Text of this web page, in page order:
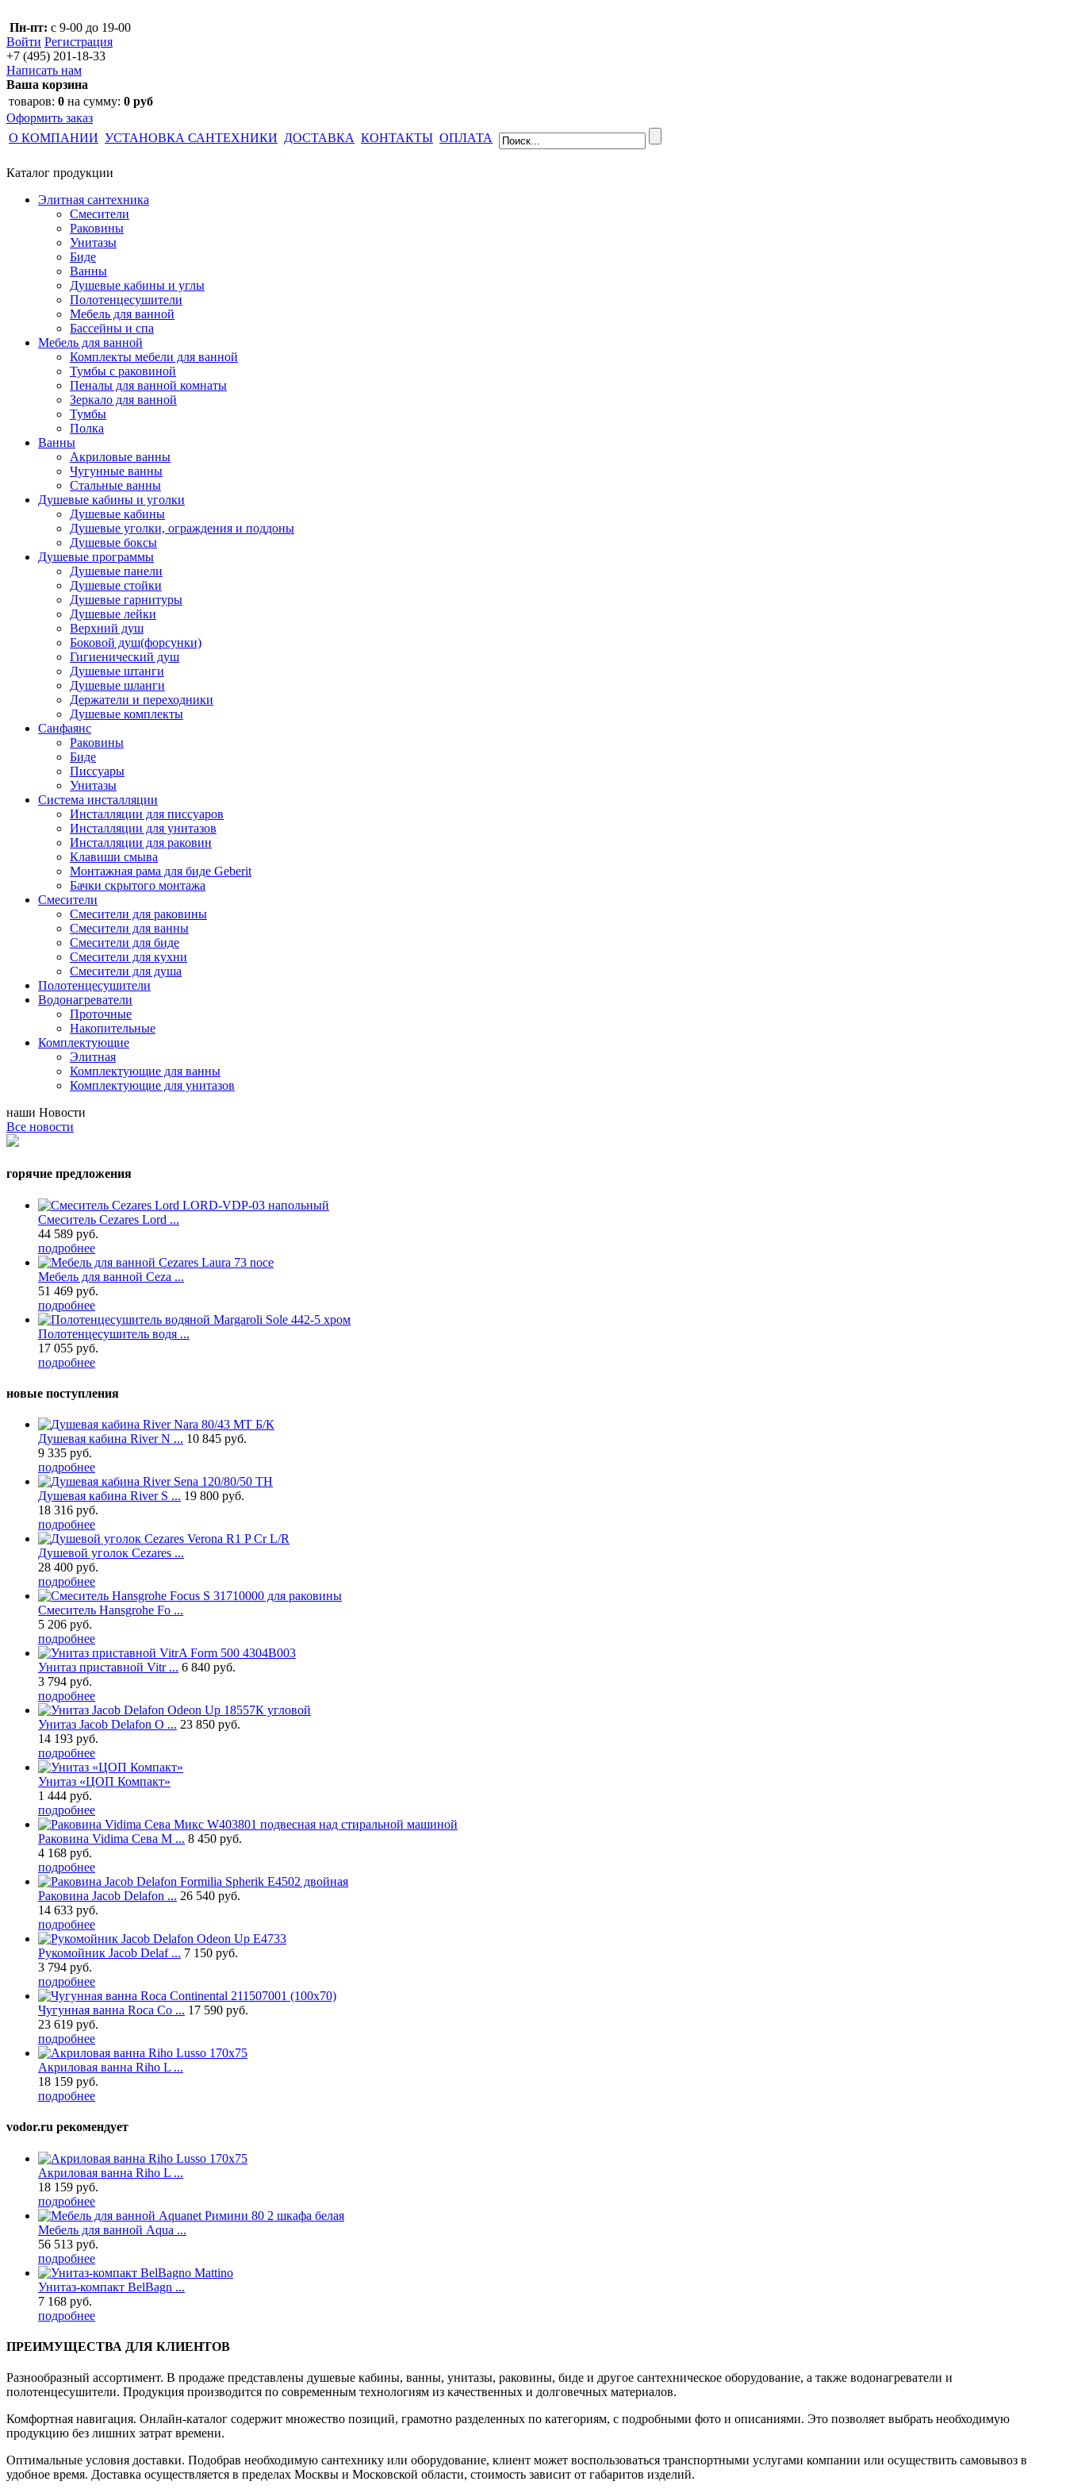
Пн-пт: с 9-00 до 19-00
Войти Регистрация
+7 (495) 201-18-33
Написать нам
Ваша корзина
товаров: 0 на сумму: 0 руб
Оформить заказ
О КОМПАНИИ УСТАНОВКА САНТЕХНИКИ ДОСТАВКА КОНТАКТЫ ОПЛАТА
Каталог продукции
Элитная сантехника
Смесители
Раковины
Унитазы
Биде
Ванны
Душевые кабины и углы
Полотенцесушители
Мебель для ванной
Бассейны и спа
Мебель для ванной
Комплекты мебели для ванной
Тумбы с раковиной
Пеналы для ванной комнаты
Зеркало для ванной
Тумбы
Полка
Ванны
Акриловые ванны
Чугунные ванны
Стальные ванны
Душевые кабины и уголки
Душевые кабины
Душевые уголки, ограждения и поддоны
Душевые боксы
Душевые программы
Душевые панели
Душевые стойки
Душевые гарнитуры
Душевые лейки
Верхний душ
Боковой душ(форсунки)
Гигиенический душ
Душевые штанги
Душевые шланги
Держатели и переходники
Душевые комплекты
Санфаянс
Раковины
Биде
Писсуары
Унитазы
Система инсталляции
Инсталляции для писсуаров
Инсталляции для унитазов
Инсталляции для раковин
Клавиши смыва
Монтажная рама для биде Geberit
Бачки скрытого монтажа
Смесители
Смесители для раковины
Смесители для ванны
Смесители для биде
Смесители для кухни
Смесители для душа
Полотенцесушители
Водонагреватели
Проточные
Накопительные
Комплектующие
Элитная
Комплектующие для ванны
Комплектующие для унитазов
наши Новости
Все новости
горячие предложения
Смеситель Cezares Lord ...
44 589 руб.
подробнее
Мебель для ванной Ceza ...
51 469 руб.
подробнее
Полотенцесушитель водя ...
17 055 руб.
подробнее
новые поступления
Душевая кабина River N ... 10 845 руб.
9 335 руб.
подробнее
Душевая кабина River S ... 19 800 руб.
18 316 руб.
подробнее
Душевой уголок Cezares ...
28 400 руб.
подробнее
Смеситель Hansgrohe Fo ...
5 206 руб.
подробнее
Унитаз приставной Vitr ... 6 840 руб.
3 794 руб.
подробнее
Унитаз Jacob Delafon O ... 23 850 руб.
14 193 руб.
подробнее
Унитаз «ЦОП Компакт»
1 444 руб.
подробнее
Раковина Vidima Сева М ... 8 450 руб.
4 168 руб.
подробнее
Раковина Jacob Delafon ... 26 540 руб.
14 633 руб.
подробнее
Рукомойник Jacob Delaf ... 7 150 руб.
3 794 руб.
подробнее
Чугунная ванна Roca Co ... 17 590 руб.
23 619 руб.
подробнее
Акриловая ванна Riho L ...
18 159 руб.
подробнее
vodor.ru рекомендует
Акриловая ванна Riho L ...
18 159 руб.
подробнее
Мебель для ванной Aqua ...
56 513 руб.
подробнее
Унитаз-компакт BelBagn ...
7 168 руб.
подробнее
ПРЕИМУЩЕСТВА ДЛЯ КЛИЕНТОВ
Разнообразный ассортимент. В продаже представлены душевые кабины, ванны, унитазы, раковины, биде и другое сантехническое оборудование, а также водонагреватели и
полотенцесушители. Продукция производится по современным технологиям из качественных и долговечных материалов.
Комфортная навигация. Онлайн-каталог содержит множество позиций, грамотно разделенных по категориям, с подробными фото и описаниями. Это позволяет выбрать необходимую
продукцию без лишних затрат времени.
Оптимальные условия доставки. Подобрав необходимую сантехнику или оборудование, клиент может воспользоваться транспортными услугами компании или осуществить самовывоз в
удобное время. Доставка осуществляется в пределах Москвы и Московской области, стоимость зависит от габаритов изделий.